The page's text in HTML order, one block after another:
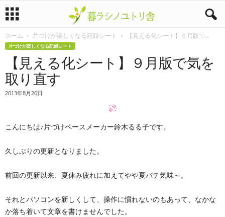
暮
シ
ユ
ト
リ
ホーム 片づけが楽しくなる記録シート 【見える化シート】９月版で...
片づけが楽しくなる記録シート
【見える化シート】９月版で気を
取り直す
2013年8月26日
こんにちは♪片づけペースメーカー鈴木るる子です。
久しぶりの更新となりました。
前回の更新以来、夏休み疲れに加えてやや夏バテ気味～。
それとパソコンを新しくして、操作に慣れないのもあって、なかな
か落ち着いて文章を書けませんでした。